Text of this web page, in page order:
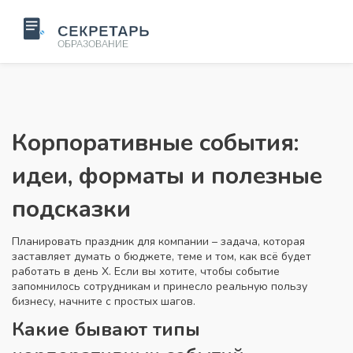
Корпоративные события:
идеи, форматы и полезные
подсказки
Планировать праздник для компании – задача, которая
заставляет думать о бюджете, теме и том, как всё будет
работать в день Х. Если вы хотите, чтобы событие
запомнилось сотрудникам и принесло реальную пользу
бизнесу, начните с простых шагов.
Какие бывают типы